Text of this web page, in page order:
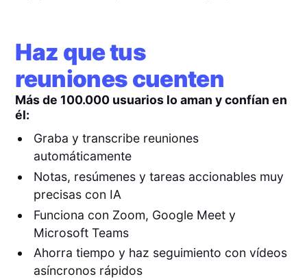
Haz que tus
reuniones cuenten
Más de 100.000 usuarios lo aman y confían en
él:
Graba y transcribe reuniones
automáticamente
Notas, resúmenes y tareas accionables muy
precisas con IA
Funciona con Zoom, Google Meet y
Microsoft Teams
Ahorra tiempo y haz seguimiento con vídeos
asíncronos rápidos